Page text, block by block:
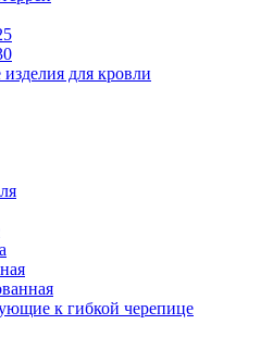
для кровли
к гибкой черепице